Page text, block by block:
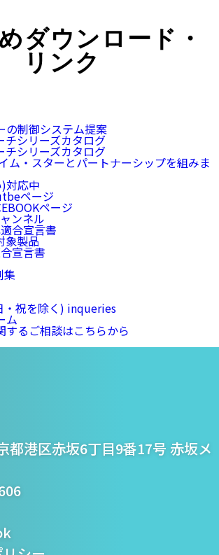
ダウンロード・
リンク
祝を除く) inqueries
ム
するご相談はこちらから
株式
都港区赤坂6丁目9番17号 赤坂メ